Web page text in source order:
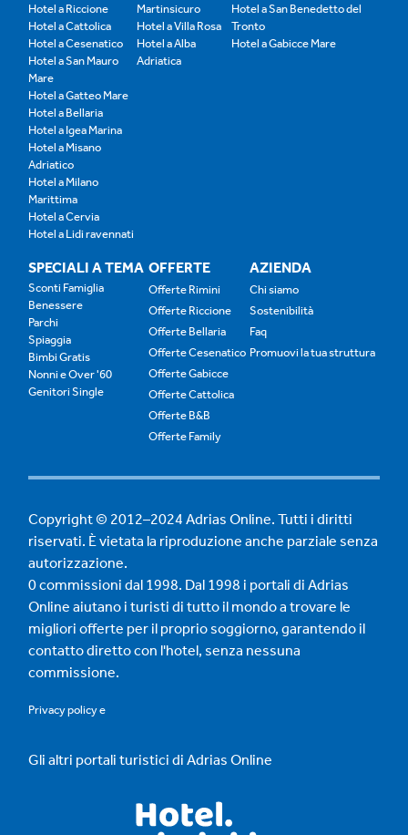
Hotel a Riccione
Hotel a Cattolica
Hotel a Cesenatico
Hotel a San Mauro
Mare
Hotel a Gatteo Mare
Hotel a Bellaria
Hotel a Igea Marina
Hotel a Misano
Adriatico
Hotel a Milano
Marittima
Hotel a Cervia
Hotel a Lidi ravennati
Martinsicuro
Hotel a Villa Rosa
Hotel a Alba
Adriatica
Hotel a San Benedetto del
Tronto
Hotel a Gabicce Mare
SPECIALI A TEMA
Sconti Famiglia
Benessere
Parchi
Spiaggia
Bimbi Gratis
Nonni e Over '60
Genitori Single
OFFERTE
Offerte Rimini
Offerte Riccione
Offerte Bellaria
Offerte Cesenatico
Offerte Gabicce
Offerte Cattolica
Offerte B&B
Offerte Family
AZIENDA
Chi siamo
Sostenibilità
Faq
Promuovi la tua struttura
Copyright © 2012–2024 Adrias Online. Tutti i diritti
riservati. È vietata la riproduzione anche parziale senza
autorizzazione.
0 commissioni dal 1998. Dal 1998 i portali di Adrias
Online aiutano i turisti di tutto il mondo a trovare le
migliori offerte per il proprio soggiorno, garantendo il
contatto diretto con l'hotel, senza nessuna
commissione.
Privacy policye
Gli altri portali turistici di Adrias Online